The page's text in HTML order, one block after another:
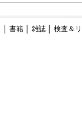
書籍 雑誌 検査＆